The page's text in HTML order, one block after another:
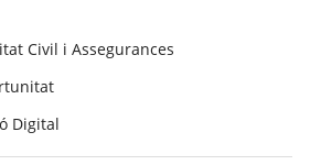
Civil i Assegurances
Digital